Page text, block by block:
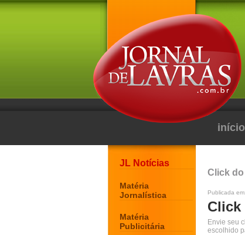
início
JL Notícias
Matéria
Jornalística
Matéria
Publicitária
Click
Publicada
Click
Envie seu
escolhido